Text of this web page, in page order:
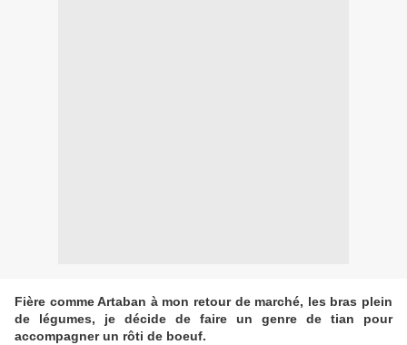
Fière comme Artaban à mon retour de marché, les bras plein
de légumes, je décide de faire un genre de tian pour
accompagner un rôti de boeuf.